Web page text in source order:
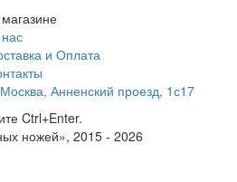
и Оплата
Москва, Анненский проезд, 1с17
Ctrl+Enter.
ножей», 2015 - 2026